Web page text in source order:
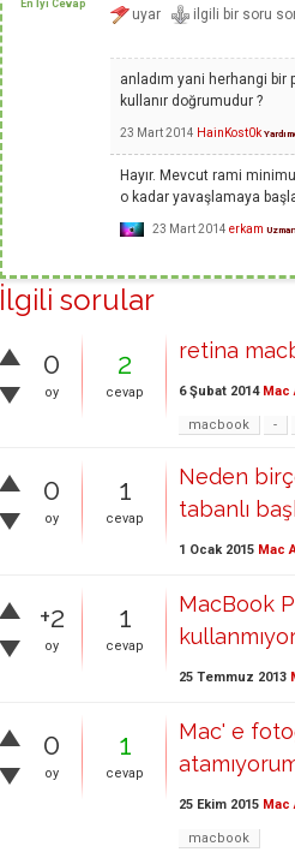
En İyi Cevap
anladım yani herhangi
kullanır doğrumudur ?
23 Mart 2014 HainKost0k
Hayır. Mevcut rami
o kadar yavaşlamaya
23 Mart 2014 erkam Uzman
İlgili sorular
0
oy
2
cevap
retina
6 Şubat 2014 Mac
macbook -
0
oy
1
cevap
Neden
tabanlı
1 Ocak 2015 Mac
+2
oy
1
cevap
MacBook
25 Temmuz 2013
0
oy
1
cevap
Mac' e
25 Ekim 2015 Mac
macbook